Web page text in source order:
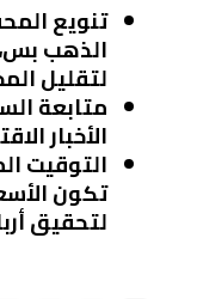
تنويع
الذهب
لتقليل
متابعة
الأخبار
التوقيت
تكون
لتحقيق